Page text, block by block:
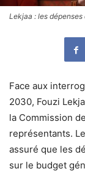
Lekjaa : les
Face aux
2030, Fouzi
la Commission
représentants.
assuré que les
sur le budget